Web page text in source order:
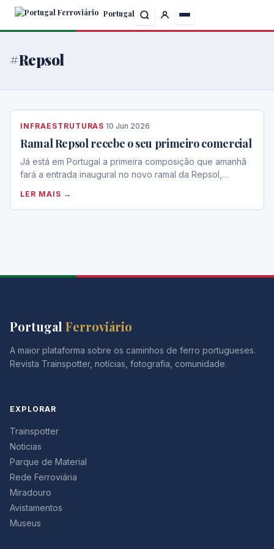
Skip
content
Portugal
#Repsol
INFRAESTRUTURAS·10 Jun 2026
Ramal Repsol recebe o seu primeiro comercial
Já está em Portugal a primeira composição que amanhã
fará a entrada inaugural no novo ramal da Repsol,…
LER MAIS →
Portugal Ferroviário
A maior plataforma sobre os caminhos de ferro portugueses.
Revista Trainspotter, notícias, fotografia, comunidade.
EXPLORAR
Trainspotter
Noticias
Parque de Material
Rede Ferroviária
Miradouro
Avistamentos
Museus